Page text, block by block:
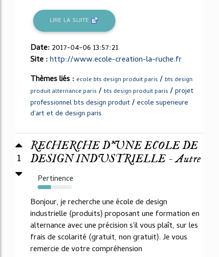
LIRE LA SUITE
Date: 2017-04-06 13:57:21
Site :http://www.ecole-creation-la-ruche.fr
Thèmes liés : ecole bts design produit paris / bts design
produit alternance paris / bts design produit paris /projet
professionnel bts design produit/ecole superieure
d'art et de design paris
1
RECHERCHE D'UNE ECOLE DE
DESIGN INDUSTRIELLE - Autre
Pertinence
39%
Bonjour, je recherche une école de design
industrielle (produits) proposant une formation en
alternance avec une précision s'il vous plaît, sur les
frais de scolarité (gratuit, non gratuit). Je vous
remercie de votre compréhension